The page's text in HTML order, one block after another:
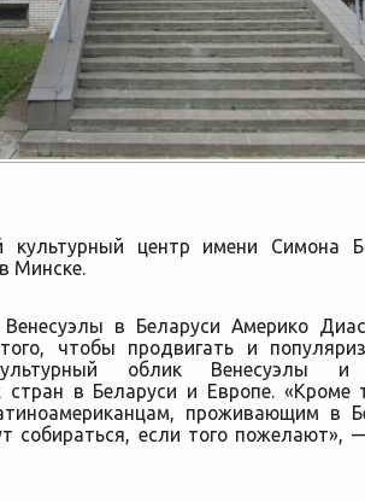
культурный центр имени Симона
Минске.
в Беларуси Америко
чтобы продвигать и
облик Венесуэлы и
стран в Беларуси и Европе. «Кроме
проживающим в
собираться, если того пожелают»,